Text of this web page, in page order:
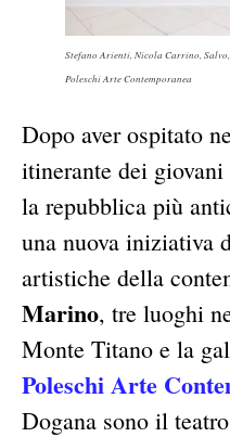
Stefano Arienti, Nicola Carrino,
Poleschi Arte Contemporanea
Dopo aver ospitato
itinerante dei
la repubblica più
una nuova iniziativa
artistiche della
Marino, tre luoghi
Monte Titano e la
Poleschi Arte
Dogana sono il